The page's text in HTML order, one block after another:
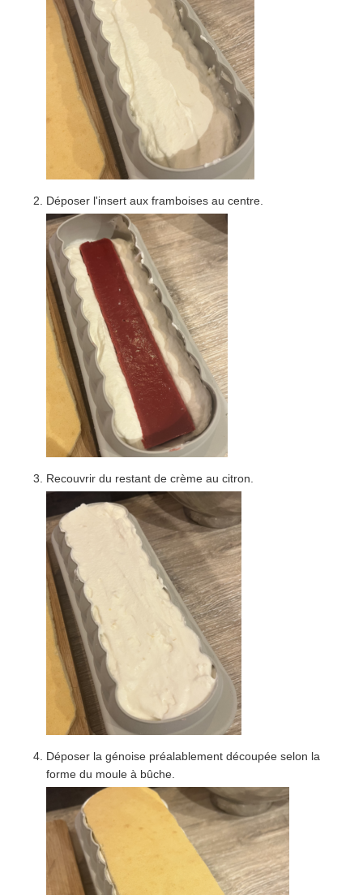
Déposer l'insert aux framboises au centre.
Recouvrir du restant de crème au citron.
Déposer la génoise préalablement découpée selon la
forme du moule à bûche.